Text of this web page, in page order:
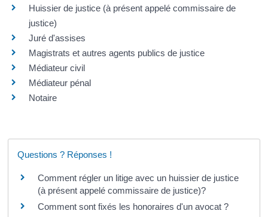
Huissier de justice (à présent appelé commissaire de
justice)
Juré d'assises
Magistrats et autres agents publics de justice
Médiateur civil
Médiateur pénal
Notaire
Questions ? Réponses !
Comment régler un litige avec un huissier de justice
(à présent appelé commissaire de justice)?
Comment sont fixés les honoraires d'un avocat ?